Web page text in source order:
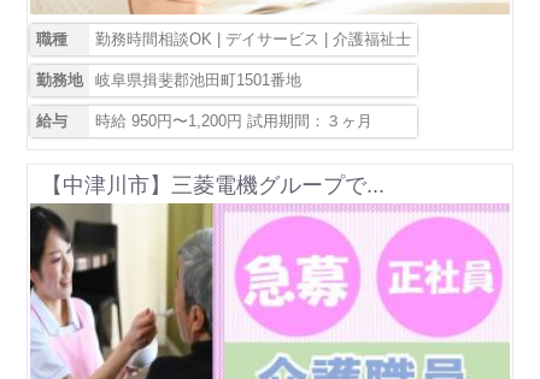
職種 勤務時間相談OK | デイサービス | 介護福祉士
勤務地 岐阜県揖斐郡池田町1501番地
給与 時給 950円〜1,200円 試用期間：３ヶ月
【中津川市】三菱電機グループで...